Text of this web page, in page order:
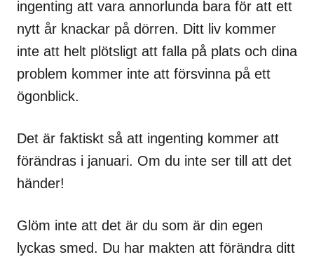
ingenting att vara annorlunda bara för att ett
nytt år knackar på dörren. Ditt liv kommer
inte att helt plötsligt att falla på plats och dina
problem kommer inte att försvinna på ett
ögonblick.
Det är faktiskt så att ingenting kommer att
förändras i januari. Om du inte ser till att det
händer!
Glöm inte att det är du som är din egen
lyckas smed. Du har makten att förändra ditt